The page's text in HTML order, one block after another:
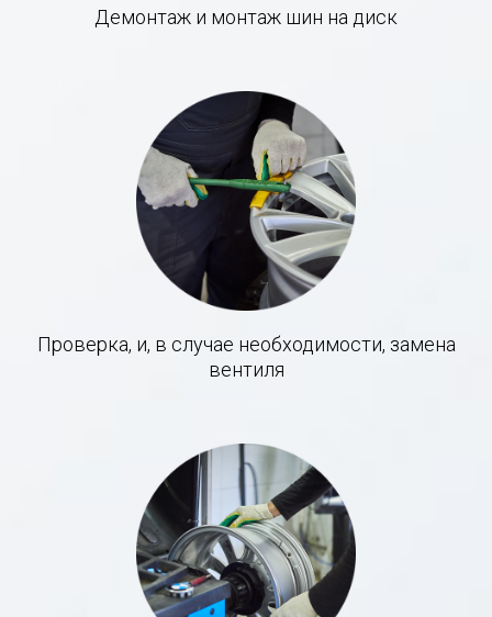
Демонтаж и монтаж шин на диск
Проверка, и, в случае необходимости, замена
вентиля